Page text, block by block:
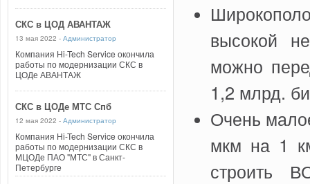
СКС в ЦОД АВАНТАЖ
13 мая 2022 - Администратор
Компания Hi-Tech Service окончила
работы по модернизации СКС в
ЦОДе АВАНТАЖ
СКС в ЦОДе МТС Спб
12 мая 2022 - Администратор
Компания Hi-Tech Service окончила
работы по модернизации СКС в
МЦОДе ПАО "МТС" в Санкт-
Петербурге
высокой
можно
1,2 млрд.
Очень
мкм на 1
строить